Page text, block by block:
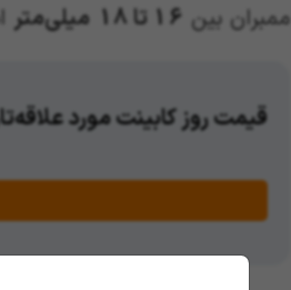
ممبران بین 16 تا 18 میلی‌متر
قیمت روز کابینت مورد